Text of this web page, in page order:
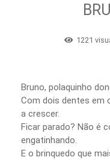
1221
Bruno, polaquinho
Com dois dentes em
a crescer.
Ficar parado? Não é
engatinhando.
E o brinquedo que